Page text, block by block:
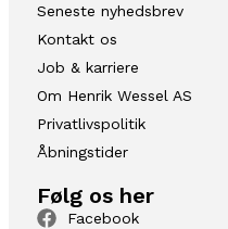
Seneste nyhedsbrev
Kontakt os
Job & karriere
Om Henrik Wessel AS
Privatlivspolitik
Åbningstider
Følg os her
Facebook